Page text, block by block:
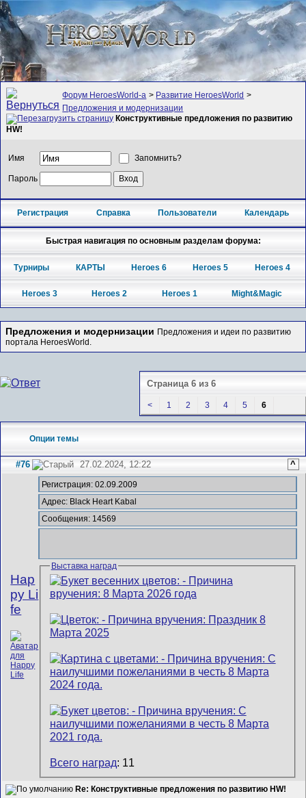
Форум HeroesWorld-а > Развитие HeroesWorld >
Предложения и модернизации
Конструктивные предложения по развитию
HW!
Имя Запомнить?
Пароль
Регистрация Справка Пользователи Календарь
Быстрая навигация по основным разделам форума:
Турниры КАРТЫ Heroes 6 Heroes 5 Heroes 4
Heroes 3 Heroes 2 Heroes 1 Might&Magic
Предложения и модернизации Предложения и идеи по развитию
портала HeroesWorld.
Страница 6 из 6
< 1 2 3 4 5 6
Опции темы
#76 27.02.2024, 12:22 ^
Hap
py Li
fe
Регистрация: 02.09.2009
Адрес: Black Heart Kabal
Сообщения: 14569
Выставка наград
Всего наград: 11
Re: Конструктивные предложения по развитию HW!